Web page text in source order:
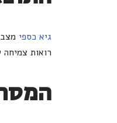
גיא כספי
רואות צמיחה של 45% ברווחיות. זה קורה כי הן משחררות זמן למה שבאמת חשוב – חדשנות,